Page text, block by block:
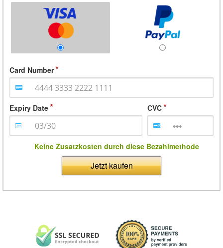
Card Number
Expiry Date CVC
Keine Zusatzkosten durch diese Bezahlmethode
Jetzt kaufen